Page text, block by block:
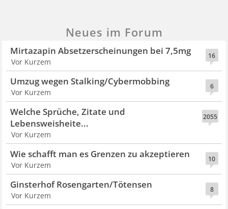
Neues im Forum
16
Mirtazapin Absetzerscheinungen bei 7,5mg
Vor Kurzem
6
Umzug wegen Stalking/Cybermobbing
Vor Kurzem
2055
Welche Sprüche, Zitate und
Lebensweisheite...
Vor Kurzem
10
Wie schafft man es Grenzen zu akzeptieren
Vor Kurzem
8
Ginsterhof Rosengarten/Tötensen
Vor Kurzem